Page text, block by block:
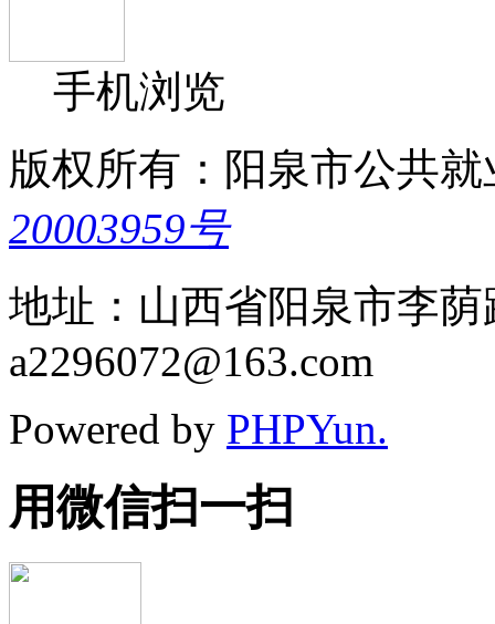
手机浏览
版权所有：阳泉市公共
20003959号
地址：山西省阳泉市李
a2296072@163.com
Powered by PHPYun.
用微信扫一扫